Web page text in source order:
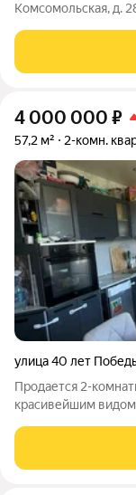
Комсомольская, д.
кухня 6 кв.м.
с мебелью: кухонный
4 000 000 ₽
57,2 м² 2-комн.
улица 40 лет
Продается 2-
красивейшим видом
просторный лифт).
кв.м. Квартира